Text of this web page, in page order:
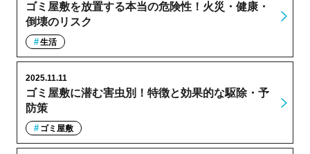
ゴミ屋敷を放置する本当の危険性！火災・健康・
倒壊のリスク
生活
ゴミ屋敷に潜む害虫別！特徴と効果的な駆除・予
防策
2025.11.11
ゴミ屋敷